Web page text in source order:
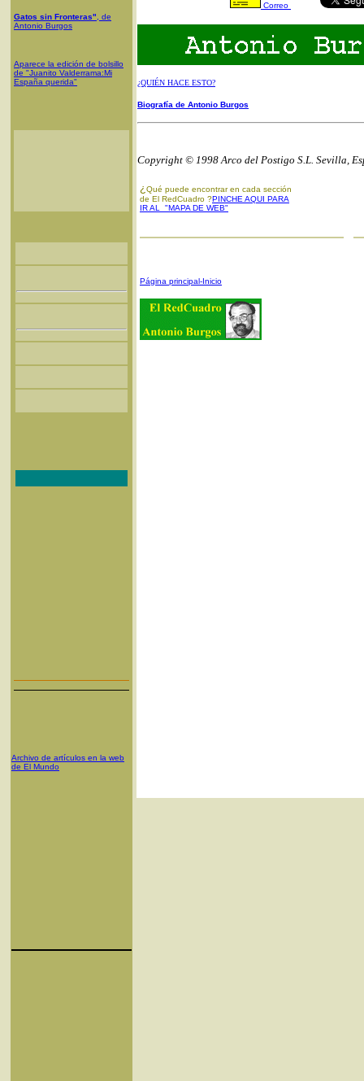
Gatos sin Fronteras" , de
Antonio Burgos
Aparece la edición de bolsillo
de "Juanito Valderrama:Mi
España querida"
Archivo de artículos en la web
de El Mundo
Correo
¿QUIÉN HACE ESTO?
Biografía de Antonio Burgos
Copyright © 1998 Arco del Postigo S.L. Sevilla,
¿ Qué puede encontrar en cada sección
de El RedCuadro ?PINCHE AQUI PARA
IR AL "MAPA DE WEB"
Página principal-Inicio